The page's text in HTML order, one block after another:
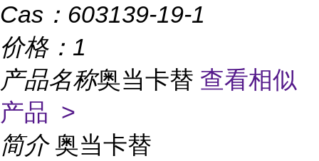
Cas： 603139-19-1
价格： 1
产品名称奥当卡替 查看相似
产品 >
简介 奥当卡替